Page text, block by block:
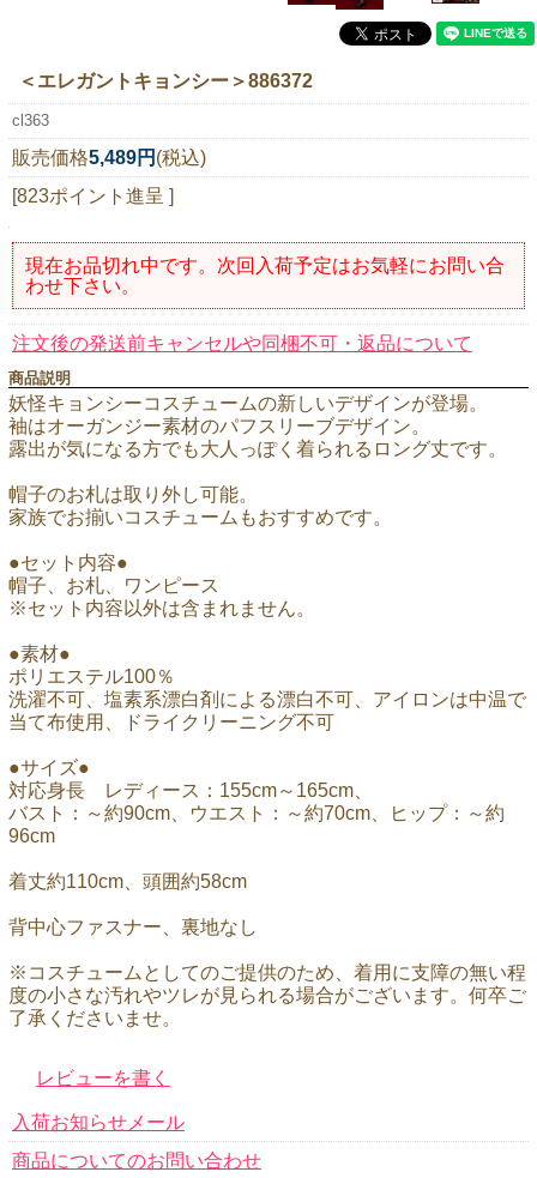
＜エレガントキョンシー＞886372
cl363
販売価格5,489円 (税込)
[823ポイント進呈 ]
現在お品切れ中です。次回入荷予定はお気軽にお問い合
わせ下さい。
注文後の発送前キャンセルや同梱不可・返品について
商品説明
妖怪キョンシーコスチュームの新しいデザインが登場。
袖はオーガンジー素材のパフスリーブデザイン。
露出が気になる方でも大人っぽく着られるロング丈です。
帽子のお札は取り外し可能。
家族でお揃いコスチュームもおすすめです。
●セット内容●
帽子、お札、ワンピース
※セット内容以外は含まれません。
●素材●
ポリエステル100％
洗濯不可、塩素系漂白剤による漂白不可、アイロンは中温で
当て布使用、ドライクリーニング不可
●サイズ●
対応身長 レディース：155cm～165cm、
バスト：～約90cm、ウエスト：～約70cm、ヒップ：～約
96cm
着丈約110cm、頭囲約58cm
背中心ファスナー、裏地なし
※コスチュームとしてのご提供のため、着用に支障の無い程
度の小さな汚れやツレが見られる場合がございます。何卒ご
了承くださいませ。
レビューを書く
入荷お知らせメール
商品についてのお問い合わせ
0120-221-040
電話受付時間：月～金10:00~16:00 ※祝日除く